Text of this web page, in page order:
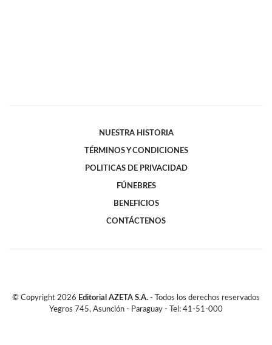
NUESTRA HISTORIA
TÉRMINOS Y CONDICIONES
POLITICAS DE PRIVACIDAD
FÚNEBRES
BENEFICIOS
CONTÁCTENOS
© Copyright 2026 Editorial AZETA S.A. - Todos los derechos reservados
Yegros 745, Asunción - Paraguay - Tel: 41-51-000